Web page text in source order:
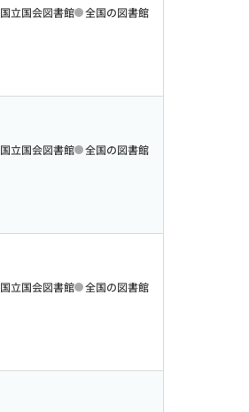
国立国会図書館 全国の図書館
国立国会図書館 全国の図書館
国立国会図書館 全国の図書館